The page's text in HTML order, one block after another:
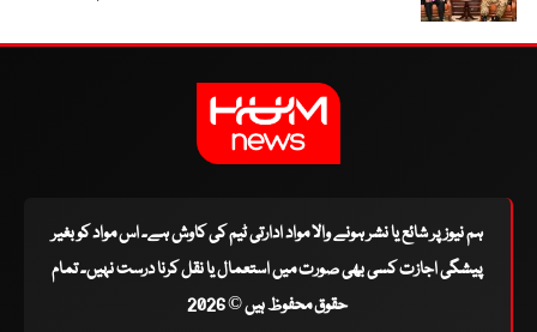
ہم نیوز پر شائع یا نشر ہونے والا مواد ادارتی ٹیم کی کاوش ہے۔ اس مواد کو بغیر
پیشگی اجازت کسی بھی صورت میں استعمال یا نقل کرنا درست نہیں۔ تمام
حقوق محفوظ ہیں © 2026